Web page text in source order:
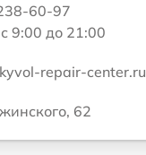
60-97
9:00 до 21:00
repair-center.ru
62